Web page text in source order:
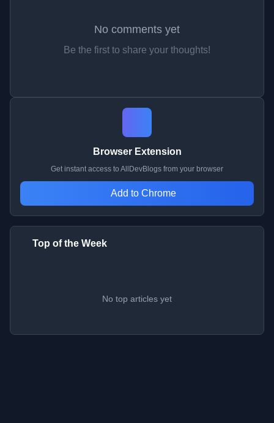
No comments yet
Be the first to share your thoughts!
Browser Extension
Get instant access to AllDevBlogs from your browser
Add to Chrome
Top of the Week
No top articles yet